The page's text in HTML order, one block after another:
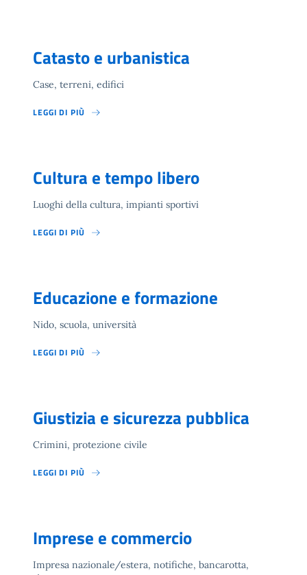
Catasto e urbanistica
Case, terreni, edifici
LEGGI DI PIÙ
Cultura e tempo libero
Luoghi della cultura, impianti sportivi
LEGGI DI PIÙ
Educazione e formazione
Nido, scuola, università
LEGGI DI PIÙ
Giustizia e sicurezza pubblica
Crimini, protezione civile
LEGGI DI PIÙ
Imprese e commercio
Impresa nazionale/estera, notifiche, bancarotta,